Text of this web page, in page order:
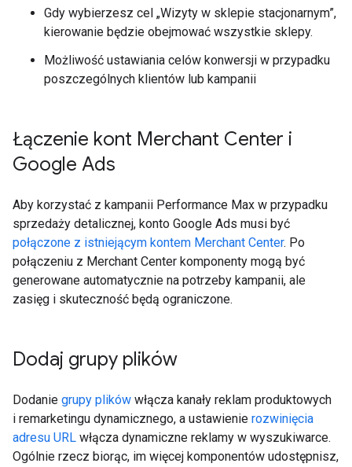
Gdy wybierzesz cel „Wizyty w sklepie stacjonarnym”,
kierowanie będzie obejmować wszystkie sklepy.
Możliwość ustawiania celów konwersji w przypadku
poszczególnych klientów lub kampanii
Łączenie kont Merchant Center i
Google Ads
Aby korzystać z kampanii Performance Max w przypadku
sprzedaży detalicznej, konto Google Ads musi być
połączone z istniejącym kontem Merchant Center. Po
połączeniu z Merchant Center komponenty mogą być
generowane automatycznie na potrzeby kampanii, ale
zasięg i skuteczność będą ograniczone.
Dodaj grupy plików
Dodanie grupy plików włącza kanały reklam produktowych
i remarketingu dynamicznego, a ustawienie rozwinięcia
adresu URL włącza dynamiczne reklamy w wyszukiwarce.
Ogólnie rzecz biorąc, im więcej komponentów udostępnisz,